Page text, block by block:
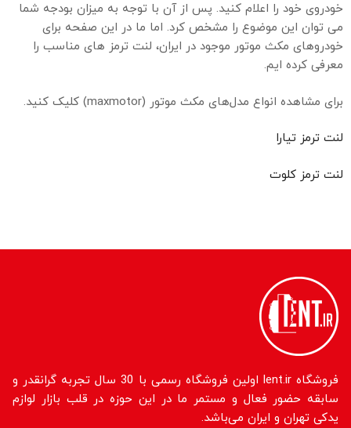
خودروی خود را اعلام کنید. پس از آن با توجه به میزان بودجه شما
می توان این موضوع را مشخص کرد. اما ما در این صفحه برای
خودروهای مکث موتور موجود در ایران، لنت ترمز های مناسب را
معرفی کرده ایم.
برای مشاهده انواع مدل‌های مکث موتور (maxmotor) کلیک کنید.
لنت ترمز تیارا
لنت ترمز کلوت
فروشگاه lent.ir اولین فروشگاه رسمی با 30 سال تجربه گرانقدر و
سابقه حضور فعال و مستمر ما در این حوزه در قلب بازار لوازم
یدکی تهران و ایران می‌باشد.